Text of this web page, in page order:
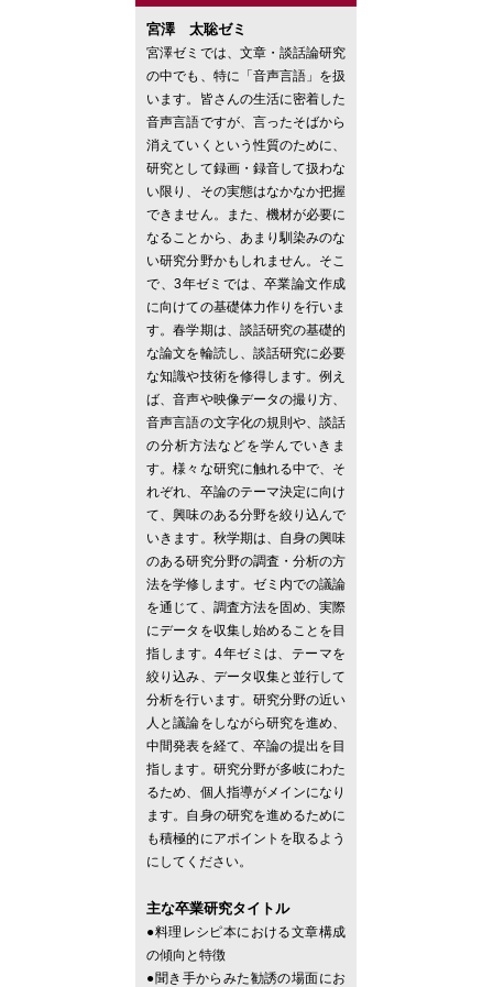
宮澤 太聡ゼミ
宮澤ゼミでは、文章・談話論研究
の中でも、特に「音声言語」を扱
います。皆さんの生活に密着した
音声言語ですが、言ったそばから
消えていくという性質のために、
研究として録画・録音して扱わな
い限り、その実態はなかなか把握
できません。また、機材が必要に
なることから、あまり馴染みのな
い研究分野かもしれません。そこ
で、3年ゼミでは、卒業論文作成
に向けての基礎体力作りを行いま
す。春学期は、談話研究の基礎的
な論文を輪読し、談話研究に必要
な知識や技術を修得します。例え
ば、音声や映像データの撮り方、
音声言語の文字化の規則や、談話
の分析方法などを学んでいきま
す。様々な研究に触れる中で、そ
れぞれ、卒論のテーマ決定に向け
て、興味のある分野を絞り込んで
いきます。秋学期は、自身の興味
のある研究分野の調査・分析の方
法を学修します。ゼミ内での議論
を通じて、調査方法を固め、実際
にデータを収集し始めることを目
指します。4年ゼミは、テーマを
絞り込み、データ収集と並行して
分析を行います。研究分野の近い
人と議論をしながら研究を進め、
中間発表を経て、卒論の提出を目
指します。研究分野が多岐にわた
るため、個人指導がメインになり
ます。自身の研究を進めるために
も積極的にアポイントを取るよう
にしてください。
主な卒業研究タイトル
●料理レシピ本における文章構成
の傾向と特徴
●聞き手からみた勧誘の場面にお